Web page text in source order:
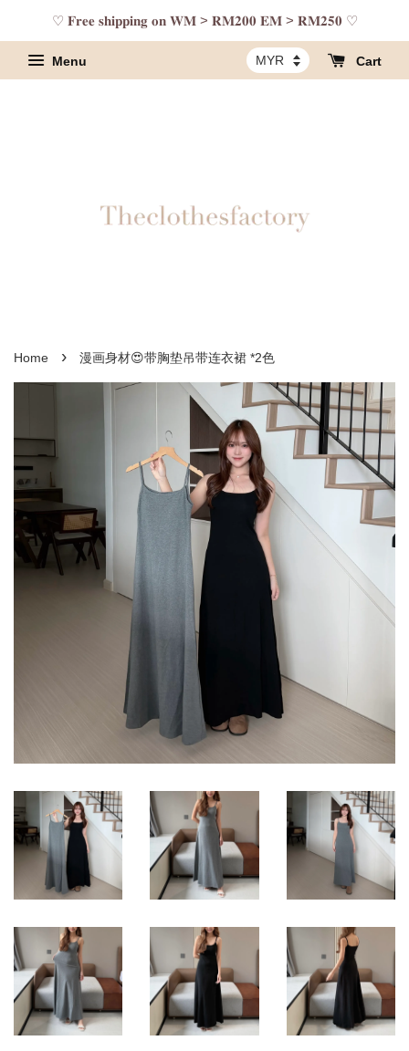
♡ 𝐅𝐫𝐞𝐞 𝐬𝐡𝐢𝐩𝐩𝐢𝐧𝐠 𝐨𝐧 𝐖𝐌 > 𝐑𝐌𝟐𝟎𝟎 𝐄𝐌 > 𝐑𝐌𝟐𝟓𝟎 ♡
Menu Cart
Home › 漫画身材😍带胸垫吊带连衣裙 *2色